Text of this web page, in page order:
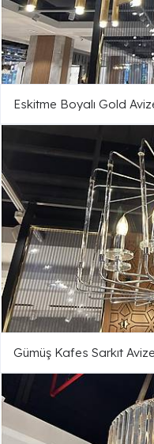
Eskitme Boyalı Gold
Gümüş Kafes Sarkıt Avize